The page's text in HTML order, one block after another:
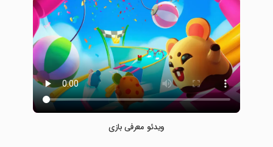
ویدئو معرفی بازی